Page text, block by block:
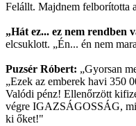
Felállt. Majdnem felborította
„Hát ez... ez nem rendben
elcsuklott. „Én... én nem
Puzsér Róbert: „Gyorsan
„Ezek az emberek havi 350
Valódi pénz! Ellenőrzött
végre IGAZSÁGOSSÁG,
ki őket!"